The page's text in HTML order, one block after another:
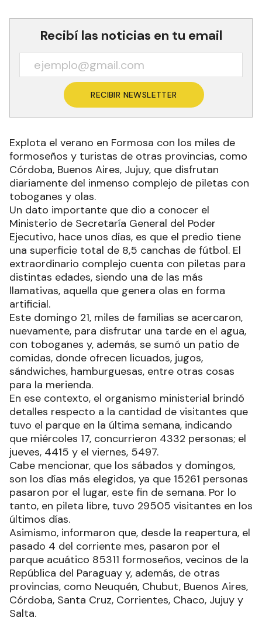
Recibí las noticias en tu email
RECIBIR NEWSLETTER
Explota el verano en Formosa con los miles de
formoseños y turistas de otras provincias, como
Córdoba, Buenos Aires, Jujuy, que disfrutan
diariamente del inmenso complejo de piletas con
toboganes y olas.
Un dato importante que dio a conocer el
Ministerio de Secretaría General del Poder
Ejecutivo, hace unos días, es que el predio tiene
una superficie total de 8,5 canchas de fútbol. El
extraordinario complejo cuenta con piletas para
distintas edades, siendo una de las más
llamativas, aquella que genera olas en forma
artificial.
Este domingo 21, miles de familias se acercaron,
nuevamente, para disfrutar una tarde en el agua,
con toboganes y, además, se sumó un patio de
comidas, donde ofrecen licuados, jugos,
sándwiches, hamburguesas, entre otras cosas
para la merienda.
En ese contexto, el organismo ministerial brindó
detalles respecto a la cantidad de visitantes que
tuvo el parque en la última semana, indicando
que miércoles 17, concurrieron 4332 personas; el
jueves, 4415 y el viernes, 5497.
Cabe mencionar, que los sábados y domingos,
son los días más elegidos, ya que 15261 personas
pasaron por el lugar, este fin de semana. Por lo
tanto, en pileta libre, tuvo 29505 visitantes en los
últimos días.
Asimismo, informaron que, desde la reapertura, el
pasado 4 del corriente mes, pasaron por el
parque acuático 85311 formoseños, vecinos de la
República del Paraguay y, además, de otras
provincias, como Neuquén, Chubut, Buenos Aires,
Córdoba, Santa Cruz, Corrientes, Chaco, Jujuy y
Salta.